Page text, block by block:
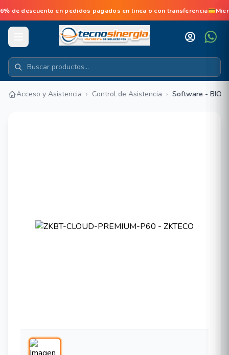
de descuento en pedidos pagados en linea o con
Acceso y Asistencia › Control de Asistencia › Software -